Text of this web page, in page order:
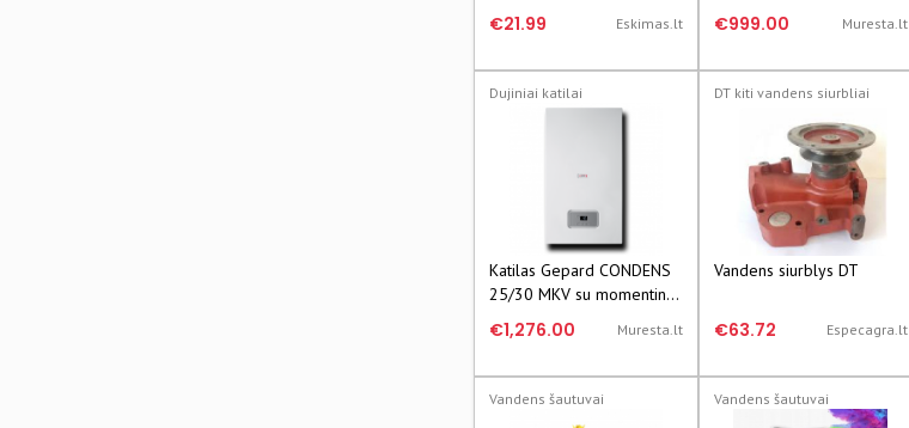
vandens rašikliai
€21.99 Eskimas.lt
vandens ruošimu, 6,6-20
KW
€999.00 Muresta.lt
Dujiniai katilai
Katilas Gepard CONDENS
25/30 MKV su momentiniu
vandens ruošimu, 6,3-26,5
kW
€1,276.00 Muresta.lt
DT kiti vandens siurbliai
Vandens siurblys DT
€63.72 Especagra.lt
Vandens šautuvai Vandens šautuvai